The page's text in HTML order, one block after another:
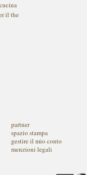
il the
partner
spazio stampa
gestire il mio conto
menzioni legali